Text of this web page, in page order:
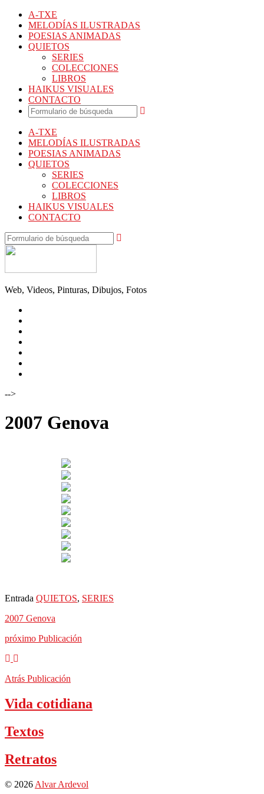
A-TXE
MELODÍAS ILUSTRADAS
POESIAS ANIMADAS
QUIETOS
SERIES
COLECCIONES
LIBROS
HAIKUS VISUALES
CONTACTO
A-TXE
MELODÍAS ILUSTRADAS
POESIAS ANIMADAS
QUIETOS
SERIES
COLECCIONES
LIBROS
HAIKUS VISUALES
CONTACTO
Web, Videos, Pinturas, Dibujos, Fotos
-->
2007 Genova
Entrada QUIETOS, SERIES
2007 Genova
próximo Publicación
Atrás Publicación
Vida cotidiana
Textos
Retratos
© 2026 Alvar Ardevol